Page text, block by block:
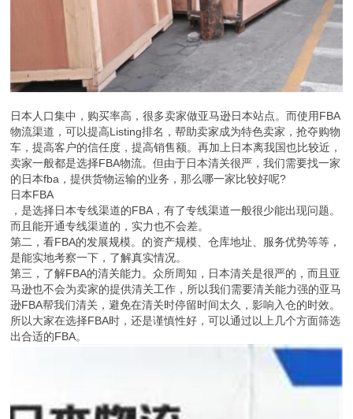
日本人口集中，购买率高，很多卖家做亚马逊日本站点。而使用FBA
物流渠道，可以提高Listing排名，帮助卖家成为特色卖家，抢夺购物
车，提高客户的信任度，提高销售额。再加上日本离我国也比较近，
卖家一般都是选择FBA物流。但由于日本清关很严，我们需要找一家
的日本fba，提供货物运输的业务，那么哪一家比较好呢?
日本FBA
，是选择日本专线渠道的FBA，有了专线渠道一般很少能出现问题。
而且能开通专线渠道的，实力也不会差。
第二，看FBA的发展规模。的资产规模、仓库地址、服务优势等等，
是能实地考察一下，了解真实情况。
第三，了解FBA的清关能力。众所周知，日本清关是很严的，而且亚
马逊也不会为卖家的提供清关工作，所以我们需要清关能力强的亚马
逊FBA帮我们清关，避免在清关时停留时间太久，影响入仓的时效。
所以大家在选择FBA时，还是谨慎性好，可以通过以上几个方面筛选
出合适的FBA。